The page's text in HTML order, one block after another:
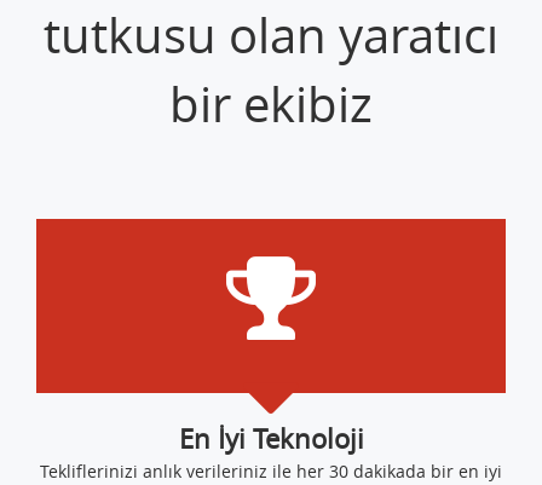
tutkusu olan yaratıcı
bir ekibiz
En İyi Teknoloji
Tekliflerinizi anlık verileriniz ile her 30 dakikada bir en iyi